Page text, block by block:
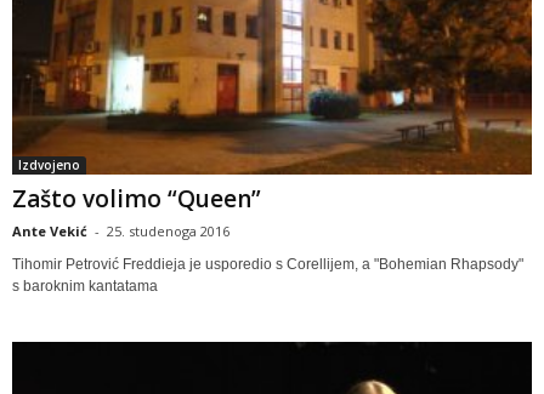
Izdvojeno
Zašto volimo “Queen”
Ante Vekić - 25. studenoga 2016
Tihomir Petrović Freddieja je usporedio s Corellijem, a "Bohemian Rhapsody"
s baroknim kantatama